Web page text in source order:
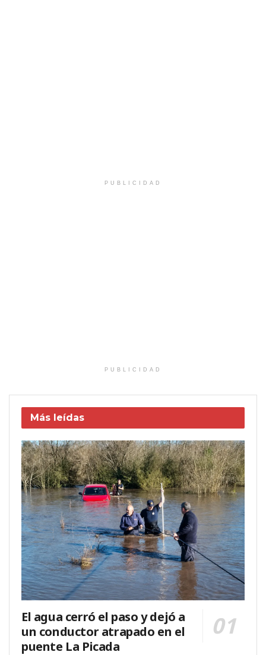
PUBLICIDAD
PUBLICIDAD
Más leídas
El agua cerró el paso y dejó a
un conductor atrapado en el
puente La Picada